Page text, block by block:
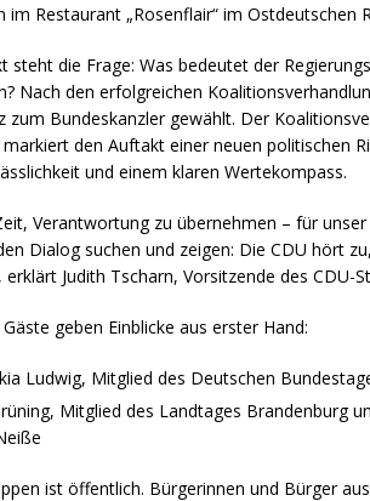
im Restaurant „Rosenflair“ im Ostdeutschen
steht die Frage: Was bedeutet der
Nach den erfolgreichen
zum Bundeskanzler gewählt. Der
markiert den Auftakt einer neuen politischen
und einem klaren Wertekompass.
Verantwortung zu übernehmen – für
Dialog suchen und zeigen: Die CDU hört
erklärt Judith Tscharn, Vorsitzende des CDU-
geben Einblicke aus erster Hand:
Ludwig, Mitglied des Deutschen
Mitglied des Landtages Brandenburg
ist öffentlich. Bürgerinnen und Bürger